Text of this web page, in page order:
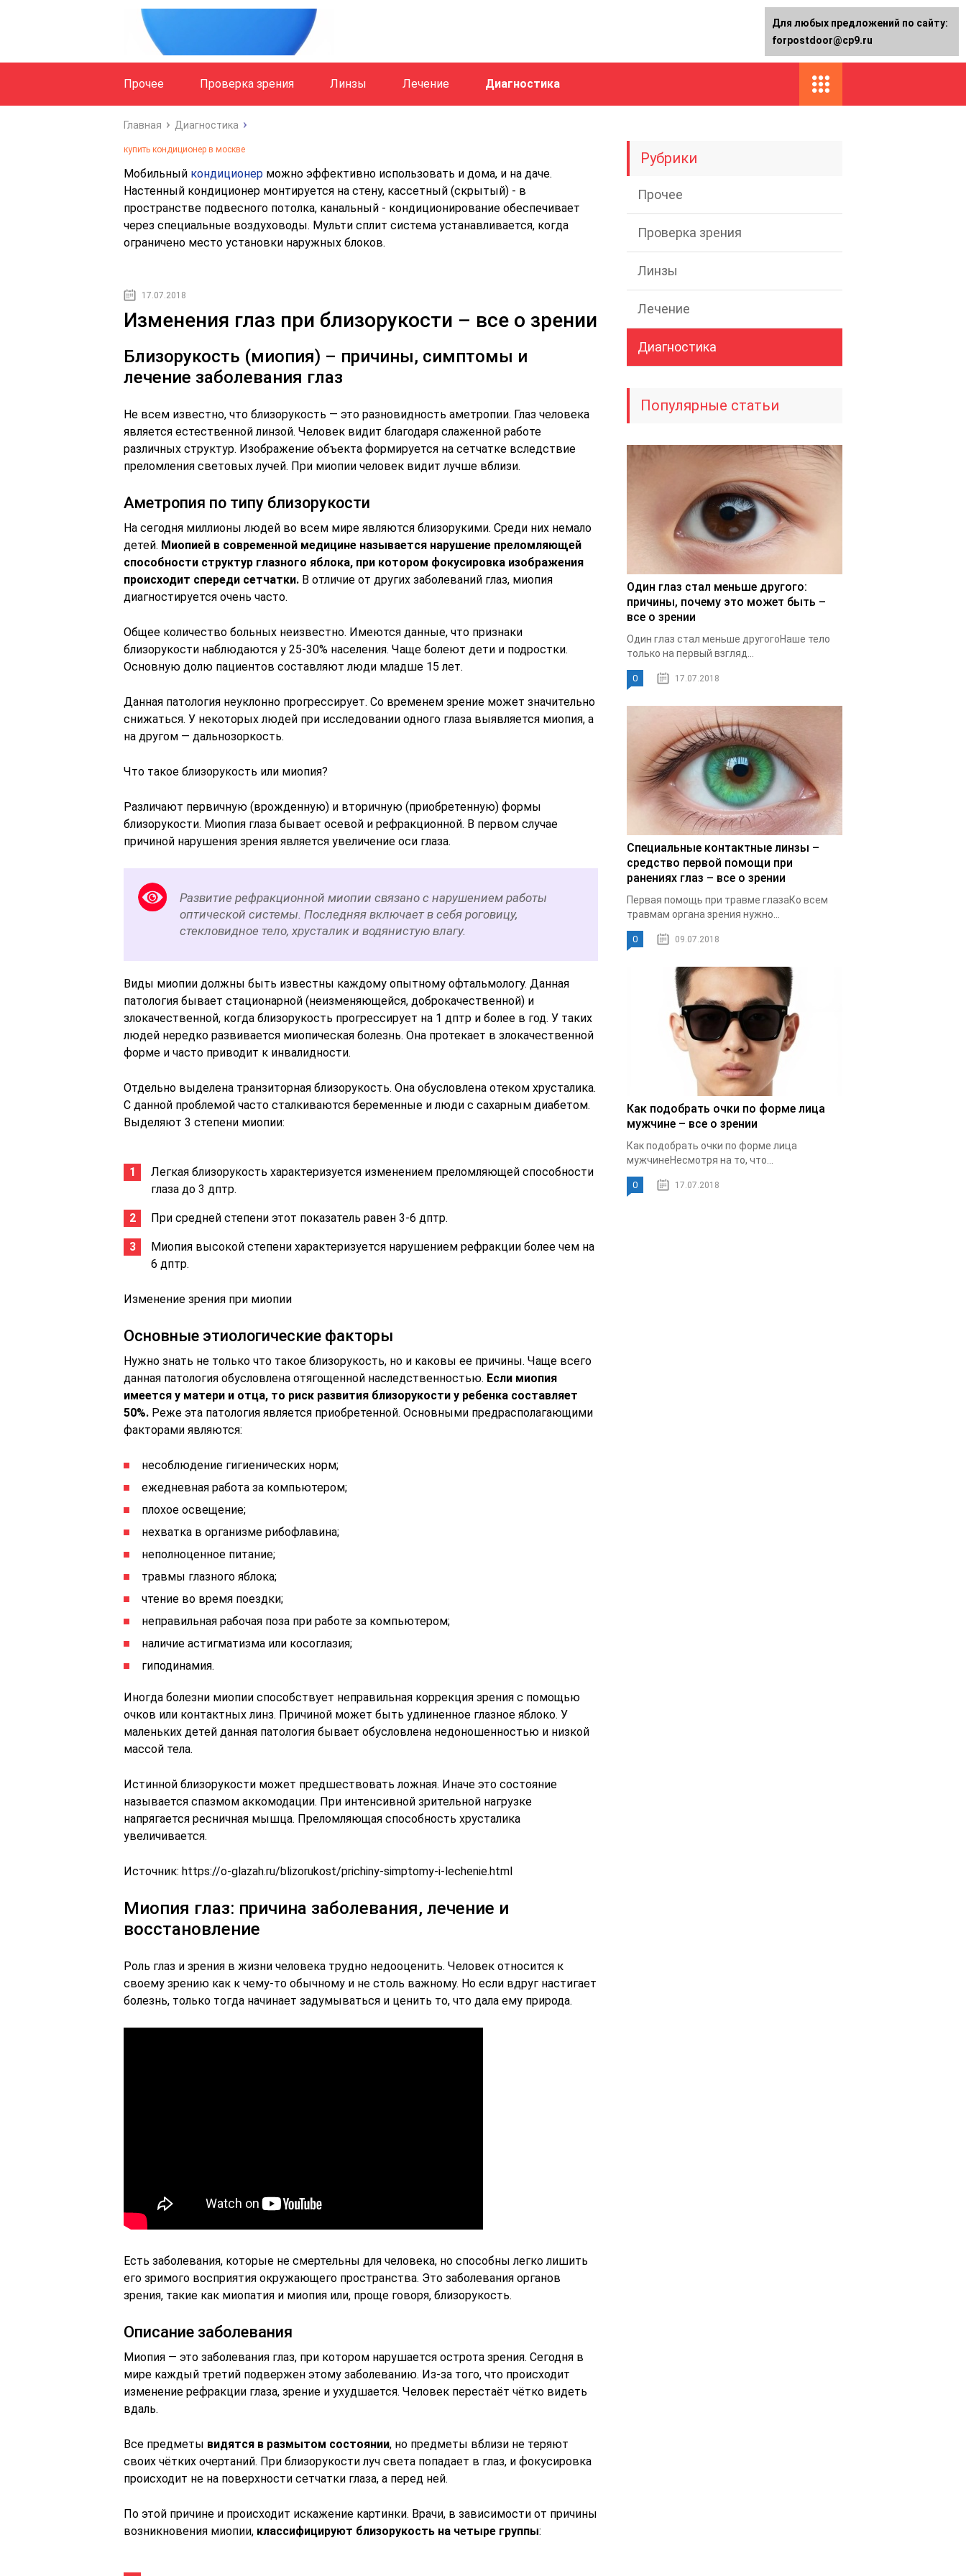
Прочее Проверка зрения Линзы Лечение Диагностика
Главная Диагностика
купить кондиционер в москве
Мобильный кондиционер можно эффективно использовать и дома, и на даче.
Настенный кондиционер монтируется на стену, кассетный (скрытый) - в
пространстве подвесного потолка, канальный - кондиционирование обеспечивает
через специальные воздуховоды. Мульти сплит система устанавливается, когда
ограничено место установки наружных блоков.
17.07.2018
Изменения глаз при близорукости – все о зрении
Близорукость (миопия) – причины, симптомы и
лечение заболевания глаз
Не всем известно, что близорукость — это разновидность аметропии. Глаз человека
является естественной линзой. Человек видит благодаря слаженной работе
различных структур. Изображение объекта формируется на сетчатке вследствие
преломления световых лучей. При миопии человек видит лучше вблизи.
Аметропия по типу близорукости
На сегодня миллионы людей во всем мире являются близорукими. Среди них немало
детей. Миопией в современной медицине называется нарушение преломляющей
способности структур глазного яблока, при котором фокусировка изображения
происходит спереди сетчатки. В отличие от других заболеваний глаз, миопия
диагностируется очень часто.
Общее количество больных неизвестно. Имеются данные, что признаки
близорукости наблюдаются у 25-30% населения. Чаще болеют дети и подростки.
Основную долю пациентов составляют люди младше 15 лет.
Данная патология неуклонно прогрессирует. Со временем зрение может значительно
снижаться. У некоторых людей при исследовании одного глаза выявляется миопия, а
на другом — дальнозоркость.
Что такое близорукость или миопия?
Различают первичную (врожденную) и вторичную (приобретенную) формы
близорукости. Миопия глаза бывает осевой и рефракционной. В первом случае
причиной нарушения зрения является увеличение оси глаза.
Развитие рефракционной миопии связано с нарушением работы
оптической системы. Последняя включает в себя роговицу,
стекловидное тело, хрусталик и водянистую влагу.
Виды миопии должны быть известны каждому опытному офтальмологу. Данная
патология бывает стационарной (неизменяющейся, доброкачественной) и
злокачественной, когда близорукость прогрессирует на 1 дптр и более в год. У таких
людей нередко развивается миопическая болезнь. Она протекает в злокачественной
форме и часто приводит к инвалидности.
Отдельно выделена транзиторная близорукость. Она обусловлена отеком хрусталика.
С данной проблемой часто сталкиваются беременные и люди с сахарным диабетом.
Выделяют 3 степени миопии:
Легкая близорукость характеризуется изменением преломляющей способности
глаза до 3 дптр.
При средней степени этот показатель равен 3-6 дптр.
Миопия высокой степени характеризуется нарушением рефракции более чем на
6 дптр.
Изменение зрения при миопии
Основные этиологические факторы
Нужно знать не только что такое близорукость, но и каковы ее причины. Чаще всего
данная патология обусловлена отягощенной наследственностью. Если миопия
имеется у матери и отца, то риск развития близорукости у ребенка составляет
50%. Реже эта патология является приобретенной. Основными предрасполагающими
факторами являются:
несоблюдение гигиенических норм;
ежедневная работа за компьютером;
плохое освещение;
нехватка в организме рибофлавина;
неполноценное питание;
травмы глазного яблока;
чтение во время поездки;
неправильная рабочая поза при работе за компьютером;
наличие астигматизма или косоглазия;
гиподинамия.
Иногда болезни миопии способствует неправильная коррекция зрения с помощью
очков или контактных линз. Причиной может быть удлиненное глазное яблоко. У
маленьких детей данная патология бывает обусловлена недоношенностью и низкой
массой тела.
Истинной близорукости может предшествовать ложная. Иначе это состояние
называется спазмом аккомодации. При интенсивной зрительной нагрузке
напрягается ресничная мышца. Преломляющая способность хрусталика
увеличивается.
Источник: https://o-glazah.ru/blizorukost/prichiny-simptomy-i-lechenie.html
Миопия глаз: причина заболевания, лечение и
восстановление
Роль глаз и зрения в жизни человека трудно недооценить. Человек относится к
своему зрению как к чему-то обычному и не столь важному. Но если вдруг настигает
болезнь, только тогда начинает задумываться и ценить то, что дала ему природа.
Есть заболевания, которые не смертельны для человека, но способны легко лишить
его зримого восприятия окружающего пространства. Это заболевания органов
зрения, такие как миопатия и миопия или, проще говоря, близорукость.
Описание заболевания
Миопия — это заболевания глаз, при котором нарушается острота зрения. Сегодня в
мире каждый третий подвержен этому заболеванию. Из-за того, что происходит
изменение рефракции глаза, зрение и ухудшается. Человек перестаёт чётко видеть
вдаль.
Все предметы видятся в размытом состоянии, но предметы вблизи не теряют
своих чётких очертаний. При близорукости луч света попадает в глаз, и фокусировка
происходит не на поверхности сетчатки глаза, а перед ней.
По этой причине и происходит искажение картинки. Врачи, в зависимости от причины
возникновения миопии, классифицируют близорукость на четыре группы:
Рубрики
Прочее
Проверка зрения
Линзы
Лечение
Диагностика
Популярные статьи
Один глаз стал меньше другого:
причины, почему это может быть –
все о зрении
Один глаз стал меньше другогоНаше тело
только на первый взгляд...
0 17.07.2018
Специальные контактные линзы –
средство первой помощи при
ранениях глаз – все о зрении
Первая помощь при травме глазаКо всем
травмам органа зрения нужно...
0 09.07.2018
Как подобрать очки по форме лица
мужчине – все о зрении
Как подобрать очки по форме лица
мужчинеНесмотря на то, что...
0 17.07.2018
Для любых предложений по сайту:
forpostdoor@cp9.ru